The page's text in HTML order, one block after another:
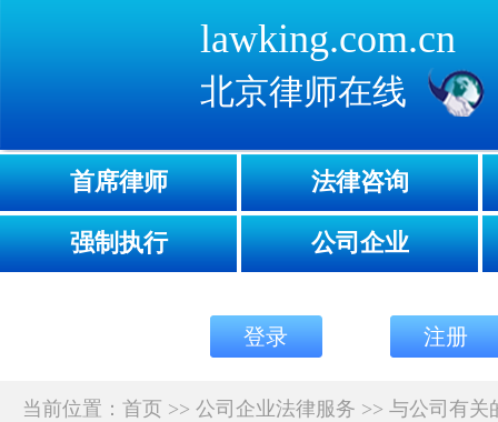
lawking.com.cn
北京律师在线
首席律师 法律咨询
强制执行 公司企业
登录 注册
当前位置： 首页 >> 公司企业法律服务 >> 与公司有关